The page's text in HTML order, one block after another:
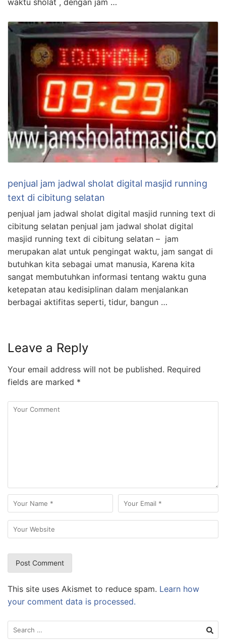
waktu sholat , dengan jam …
penjual jam jadwal sholat digital masjid running
text di cibitung selatan
penjual jam jadwal sholat digital masjid running text di
cibitung selatan penjual jam jadwal sholat digital
masjid running text di cibitung selatan – jam
merupakan alat untuk pengingat waktu, jam sangat di
butuhkan kita sebagai umat manusia, Karena kita
sangat membutuhkan informasi tentang waktu guna
ketepatan atau kedisiplinan dalam menjalankan
berbagai aktifitas seperti, tidur, bangun …
Leave a Reply
Your email address will not be published. Required
fields are marked *
This site uses Akismet to reduce spam. Learn how
your comment data is processed.
Search
for: